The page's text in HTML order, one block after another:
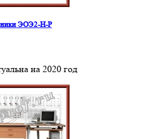
ЭОЭ2-Н-Р
на 2020 год